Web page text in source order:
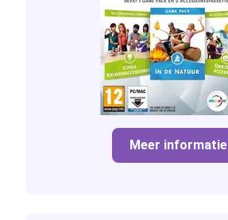
Meer informatie